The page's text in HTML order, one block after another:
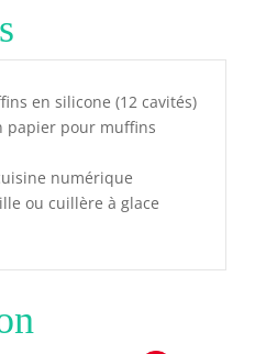
en silicone (12 cavités)
papier pour muffins
numérique
ou cuillère à glace